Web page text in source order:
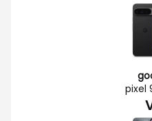
pixel